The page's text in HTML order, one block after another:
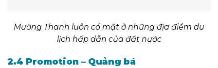
Mường Thanh luôn có mặt ở những địa điểm du
lịch hấp dẫn của đất nước
2.4 Promotion – Quảng bá